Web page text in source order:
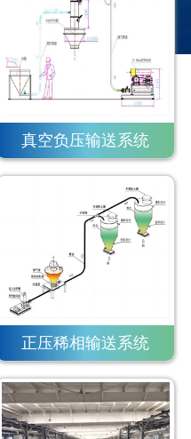
真空负压输送系统
正压稀相输送系统